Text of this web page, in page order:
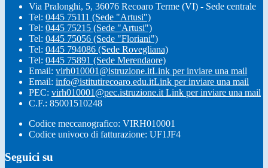
Via Pralonghi, 5, 36076 Recoaro Terme (VI) - Sede centrale
Tel: 0445 75111 (Sede "Artusi")
Tel: 0445 75215 (Sede "Artusi")
Tel: 0445 75056 (Sede "Floriani")
Tel: 0445 794086 (Sede Rovegliana)
Tel: 0445 75891 (Sede Merendaore)
Email: virh010001@istruzione.itLink per inviare una mail
Email: info@istitutirecoaro.edu.itLink per inviare una mail
PEC: virh010001@pec.istruzione.it Link per inviare una mail
C.F.: 85001510248
Codice meccanografico: VIRH010001
Codice univoco di fatturazione: UF1JF4
Seguici su